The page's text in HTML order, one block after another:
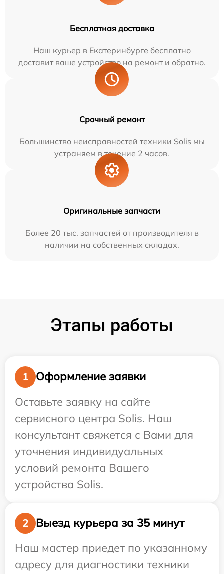
Бесплатная доставка
Наш курьер в Екатеринбурге бесплатно
доставит ваше устройство на ремонт и обратно.
Срочный ремонт
Большинство неисправностей техники Solis мы
устраняем в течение 2 часов.
Оригинальные запчасти
Более 20 тыс. запчастей от производителя в
наличии на собственных складах.
Этапы работы
1
Оформление заявки
Оставьте заявку на сайте
сервисного центра Solis. Наш
консультант свяжется с Вами для
уточнения индивидуальных
условий ремонта Вашего
устройства Solis.
2
Выезд курьера за 35 минут
Наш мастер приедет по указанному
адресу для диагностики техники